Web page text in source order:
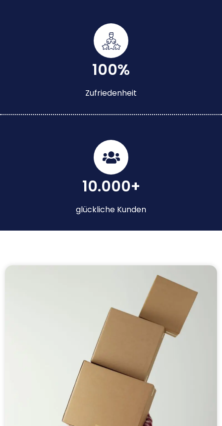
100%
Zufriedenheit
10.000+
glückliche Kunden